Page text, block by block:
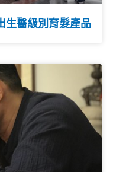
生醫級別育髮產品